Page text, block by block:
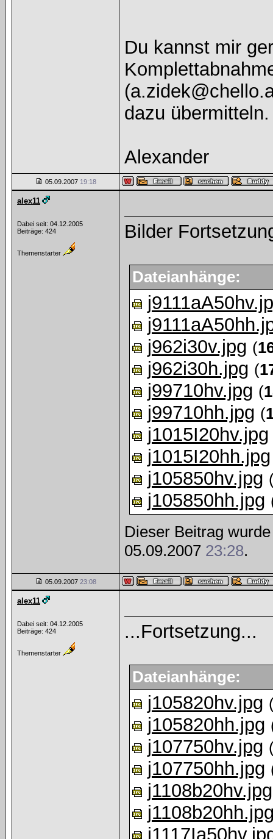
Du kannst mir
dazu
Alexander
05.09.2007 19:18
alex11
Dabei seit: 04.12.2005
Beiträge: 424
Themenstarter
Bilder
Dateianhänge:
j962i30v.jpg (
j962i30h.jpg (
j99710hv.jpg (
j99710hh.jpg (
j1015I20hv.jpg
j1015I20hh.jpg
j105850hv.jpg
j105850hh.jpg
Dieser Beitrag
05.09.2007 23:28.
05.09.2007 23:08
alex11
Dabei seit: 04.12.2005
Beiträge: 424
Themenstarter
...Fortsetzung...
Dateianhänge:
j105820hv.jpg
j105820hh.jpg
j107750hv.jpg
j107750hh.jpg
j1108b20hv.jpg